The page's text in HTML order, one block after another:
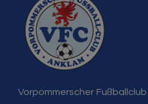
Vorpommerscher Fußballclub